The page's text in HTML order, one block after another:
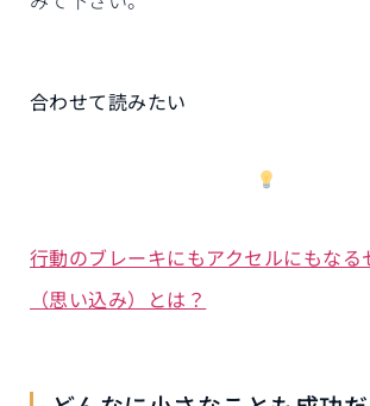
合わせて読みたい
行動のブレーキにもアクセルにもなる
（思い込み）とは？